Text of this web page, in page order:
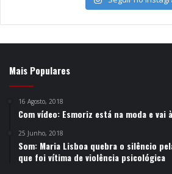
Mais Populares
16 Agosto, 2018
Com vídeo: Esmoriz está na moda e vai
25 Junho, 2018
Som: Maria Lisboa quebra o silêncio
que foi vítima de violência psicológica